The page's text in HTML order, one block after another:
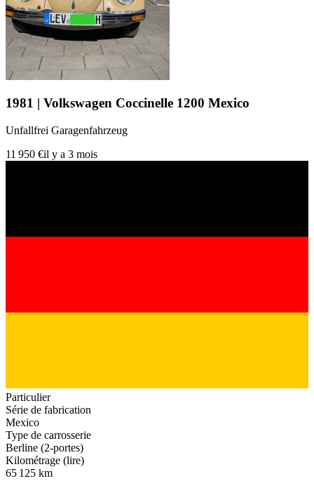
1981 | Volkswagen Coccinelle 1200 Mexico
Unfallfrei Garagenfahrzeug
11 950 €il y a 3 mois
Particulier
Série de fabrication
Mexico
Type de carrosserie
Berline (2-portes)
Kilométrage (lire)
65 125 km